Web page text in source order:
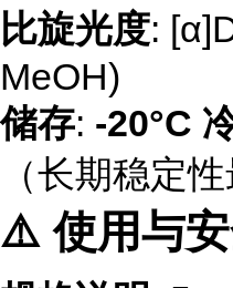
比旋光度:
MeOH)
储存: -20°C
（长期稳定性
⚠️ 使用与